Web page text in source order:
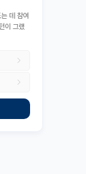
데 참여
이 그랬